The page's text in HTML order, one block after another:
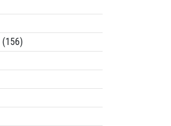
(156)